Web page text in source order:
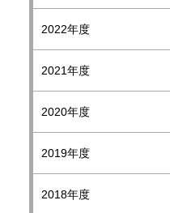
2022年度
2021年度
2020年度
2019年度
2018年度